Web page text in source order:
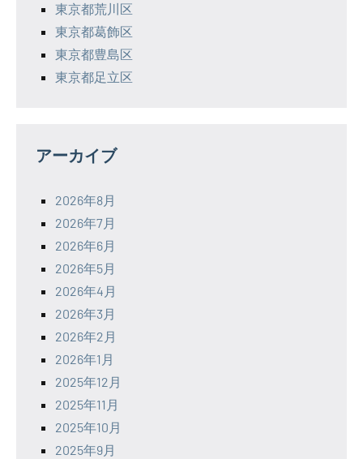
東京都荒川区
東京都葛飾区
東京都豊島区
東京都足立区
アーカイブ
2026年8月
2026年7月
2026年6月
2026年5月
2026年4月
2026年3月
2026年2月
2026年1月
2025年12月
2025年11月
2025年10月
2025年9月